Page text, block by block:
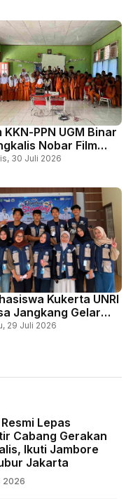
DBD
KKN-PPN UGM Binar
Nobar Film
Jumbo bersama
30 Juli 2026
Kukerta UNRI
Jangkang Gelar
Stunting,
29 Juli 2026
Lepas
Cabang Gerakan
Ikuti Jambore
Jakarta
2026